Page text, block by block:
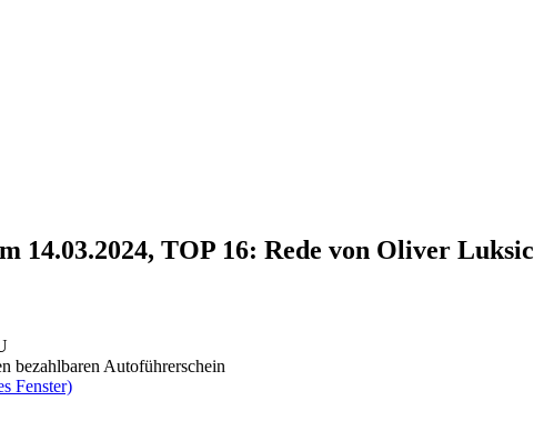
14.03.2024, TOP 16: Rede von Oliver Luksic
bezahlbaren Autoführerschein
Fenster)